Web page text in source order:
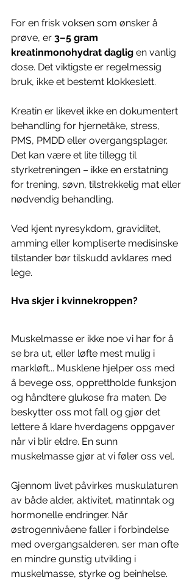
For en frisk voksen som ønsker å
prøve, er 3–5 gram
kreatinmonohydrat daglig en vanlig
dose. Det viktigste er regelmessig
bruk, ikke et bestemt klokkeslett.
Kreatin er likevel ikke en dokumentert
behandling for hjernetåke, stress,
PMS, PMDD eller overgangsplager.
Det kan være et lite tillegg til
styrketreningen – ikke en erstatning
for trening, søvn, tilstrekkelig mat eller
nødvendig behandling.
Ved kjent nyresykdom, graviditet,
amming eller kompliserte medisinske
tilstander bør tilskudd avklares med
lege.
Hva skjer i kvinnekroppen?
Muskelmasse er ikke noe vi har for å
se bra ut, eller løfte mest mulig i
markløft... Musklene hjelper oss med
å bevege oss, opprettholde funksjon
og håndtere glukose fra maten. De
beskytter oss mot fall og gjør det
lettere å klare hverdagens oppgaver
når vi blir eldre. En sunn
muskelmasse gjør at vi føler oss vel.
Gjennom livet påvirkes muskulaturen
av både alder, aktivitet, matinntak og
hormonelle endringer. Når
østrogennivåene faller i forbindelse
med overgangsalderen, ser man ofte
en mindre gunstig utvikling i
muskelmasse, styrke og beinhelse.